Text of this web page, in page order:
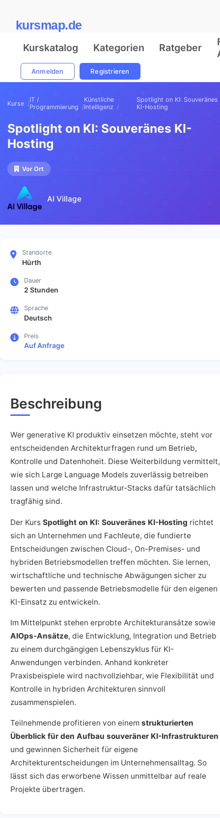
kursmap.de
Kurskatalog Kategorien Ratgeber
Anmelden Registrieren
Kurse
IT /
Programmierung
Künstliche
Intelligenz
Spotlight on KI: Souveränes
KI-Hosting
Spotlight on KI: Souveränes KI-
Hosting
Vor Ort
AI Village
Standorte
Hürth
Dauer
2 Stunden
Sprache
Deutsch
Preis
Auf Anfrage
Beschreibung
Wer generative KI produktiv einsetzen möchte, steht vor
entscheidenden Architekturfragen rund um Betrieb,
Kontrolle und Datenhoheit. Diese Weiterbildung vermittelt,
wie sich Large Language Models zuverlässig betreiben
lassen und welche Infrastruktur-Stacks dafür tatsächlich
tragfähig sind.
Der Kurs Spotlight on KI: Souveränes KI-Hosting richtet
sich an Unternehmen und Fachleute, die fundierte
Entscheidungen zwischen Cloud-, On-Premises- und
hybriden Betriebsmodellen treffen möchten. Sie lernen,
wirtschaftliche und technische Abwägungen sicher zu
bewerten und passende Betriebsmodelle für den eigenen
KI-Einsatz zu entwickeln.
Im Mittelpunkt stehen erprobte Architekturansätze sowie
AIOps-Ansätze, die Entwicklung, Integration und Betrieb
zu einem durchgängigen Lebenszyklus für KI-
Anwendungen verbinden. Anhand konkreter
Praxisbeispiele wird nachvollziehbar, wie Flexibilität und
Kontrolle in hybriden Architekturen sinnvoll
zusammenspielen.
Teilnehmende profitieren von einem strukturierten
Überblick für den Aufbau souveräner KI-Infrastrukturen
und gewinnen Sicherheit für eigene
Architekturentscheidungen im Unternehmensalltag. So
lässt sich das erworbene Wissen unmittelbar auf reale
Projekte übertragen.